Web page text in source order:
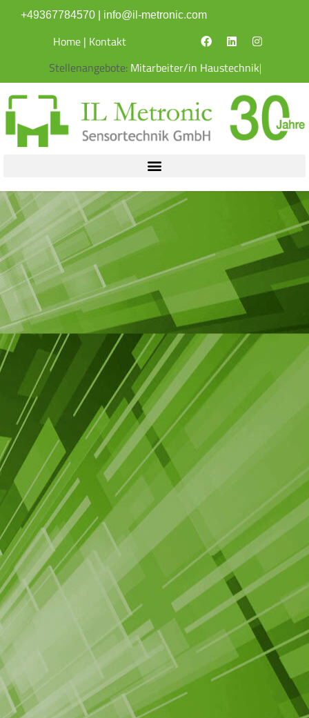
springen
+49367784570 info@il-metronic.com
Stellenangebote:
Home| Kontakt